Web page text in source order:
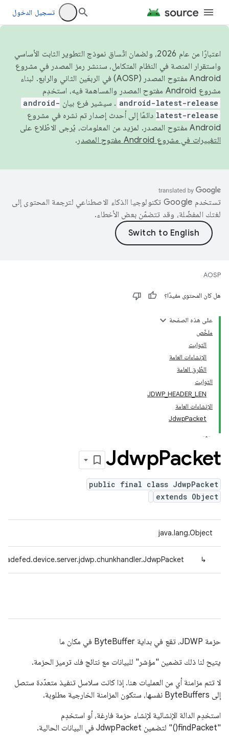
تسجيل الدخول
اعتبارًا من عام 2026، ولضمان اتّساق نموذج التطوير الثابت الأساسي
واستقرار المنصة في النظام المتكامل، سننشر رمز المصدر في مشروع
Android مفتوح المصدر (AOSP) في الربعَين الثاني والرابع. لبناء
مشروع Android مفتوح المصدر والمساهمة فيه، استخدِم
android-latest-release . سيشير فرع بيان android-
latest-release دائمًا إلى أحدث إصدار تم نشره في مشروع
Android مفتوح المصدر. لمزيد من المعلومات، يُرجى الاطّلاع على
التغييرات في مشروع Android مفتوح المصدر
.
تستخدم Google تكنولوجيا الذكاء الاصطناعي لترجمة المحتوى إلى
لغتك المفضّلة، وقد تتضمّن بعض الأخطاء.
AOSP
هل كان المحتوى مفيدًا؟
على هذه الصفحة
ملخّص
الثوابت
الإنشاءات العامة
الطُرق العامة
الثوابت
JDWP_HEADER_LEN
الإنشاءات العامة
JdwpPacket
JdwpPacket
public final class JdwpPacket
extends Object
java.lang.Object
↳
حزمة JDWP، تقع في بداية ByteBuffer في مكان ما
يتيح لنا ذلك تضمين "مؤشر" للبيانات مع نتائج فك ترميز الحزمة.
لا تتم مزامنة أي من العمليات هنا. إذا كانت سلاسل تنفيذ متعدّدة ستصل
إلى ByteBuffers نفسها، ستكون المزامنة الخارجية مطلوبة.
استخدِم الدالة الإنشائية لإنشاء حزمة فارغة، أو استخدِم
"findPacket()" لتضمين JdwpPacket في البيانات الحالية.